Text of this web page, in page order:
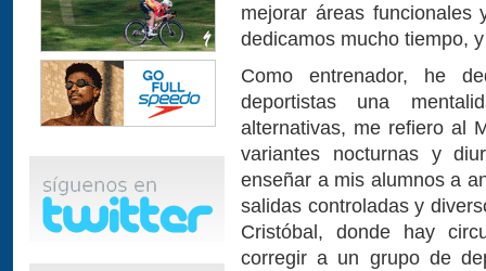
mejorar áreas
dedicamos mucho tiempo,
Como entrenador, he
deportistas una
alternativas, me refiero al
variantes nocturnas y
enseñar a mis alumnos a
salidas controladas y
Cristóbal, donde hay
corregir a un grupo de